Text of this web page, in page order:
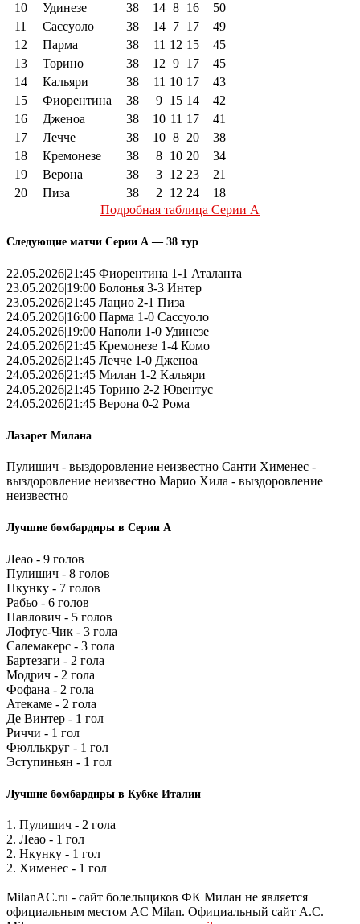
10
Удинезе 38 14 8 16
50
11
Сассуоло 38 14 7 17
49
12
Парма 38 11 12 15
45
13
Торино 38 12 9 17
45
14
Кальяри 38 11 10 17
43
15
Фиорентина 38 9 15 14
42
16
Дженоа 38 10 11 17
41
17
Лечче 38 10 8 20
38
18
Кремонезе 38 8 10 20
34
19
Верона 38 3 12 23
21
20
Пиза 38 2 12 24
18
Подробная таблица Серии А
Следующие матчи Серии А — 38 тур
22.05.2026|21:45 Фиорентина 1-1 Аталанта
23.05.2026|19:00 Болонья 3-3 Интер
23.05.2026|21:45 Лацио 2-1 Пиза
24.05.2026|16:00 Парма 1-0 Сассуоло
24.05.2026|19:00 Наполи 1-0 Удинезе
24.05.2026|21:45 Кремонезе 1-4 Комо
24.05.2026|21:45 Лечче 1-0 Дженоа
24.05.2026|21:45 Милан 1-2 Кальяри
24.05.2026|21:45 Торино 2-2 Ювентус
24.05.2026|21:45 Верона 0-2 Рома
Лазарет Милана
Пулишич - выздоровление неизвестно Санти Хименес -
выздоровление неизвестно Марио Хила - выздоровление
неизвестно
Лучшие бомбардиры в Серии А
Леао - 9 голов
Пулишич - 8 голов
Нкунку - 7 голов
Рабьо - 6 голов
Павлович - 5 голов
Лофтус-Чик - 3 гола
Салемакерс - 3 гола
Бартезаги - 2 гола
Модрич - 2 гола
Фофана - 2 гола
Атекаме - 2 гола
Де Винтер - 1 гол
Риччи - 1 гол
Фюллькруг - 1 гол
Эступиньян - 1 гол
Лучшие бомбардиры в Кубке Италии
1. Пулишич - 2 гола
2. Леао - 1 гол
2. Нкунку - 1 гол
2. Хименес - 1 гол
MilanAC.ru - сайт болельщиков ФК Милан не является
официальным местом AC Milan. Официальный сайт A.C.